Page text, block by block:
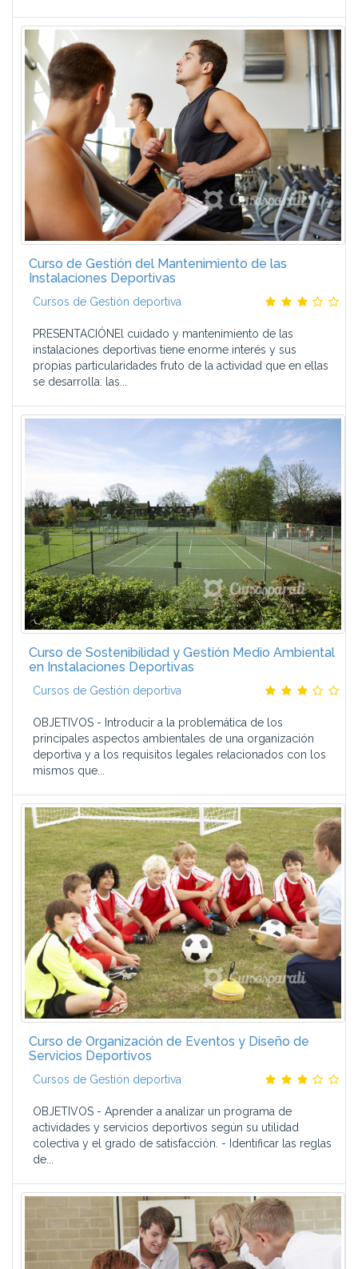
Curso de Gestión del Mantenimiento de las
Instalaciones Deportivas
Cursos de Gestión deportiva
PRESENTACIÓNEl cuidado y mantenimiento de las
instalaciones deportivas tiene enorme interés y sus
propias particularidades fruto de la actividad que en ellas
se desarrolla: las...
Curso de Sostenibilidad y Gestión Medio Ambiental
en Instalaciones Deportivas
Cursos de Gestión deportiva
OBJETIVOS - Introducir a la problemática de los
principales aspectos ambientales de una organización
deportiva y a los requisitos legales relacionados con los
mismos que...
Curso de Organización de Eventos y Diseño de
Servicios Deportivos
Cursos de Gestión deportiva
OBJETIVOS - Aprender a analizar un programa de
actividades y servicios deportivos según su utilidad
colectiva y el grado de satisfacción. - Identificar las reglas
de...